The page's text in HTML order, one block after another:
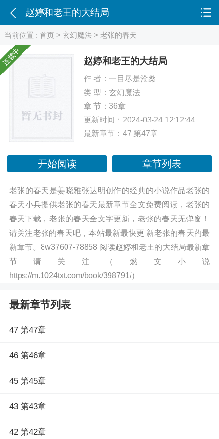
当前位置 :首页 >玄幻魔法 > 老张的春天
连载中 赵婷和老王的大结局
作 者： 一目尽是沧桑
类 型： 玄幻魔法
章 节：36章
更新时间：2024-03-24 12:12:44
最新章节： 47 第47章
开始阅读 章节列表
老张的春天是姜晓雅张达明创作的经典的小说作品老张的
春天小兵提供老张的春天最新章节全文免费阅读，老张的
春天下载，老张的春天全文字更新，老张的春天无弹窗！
请关注老张的春天吧，本站最新最快更 新老张的春天的最
新章节。8w37607-78858 阅读赵婷和老王的大结局最新章
节请关注（燃文小说
https://m.1024txt.com/book/398791/）
最新章节列表
47 第47章
46 第46章
45 第45章
43 第43章
42 第42章
赵婷和老王的大结局